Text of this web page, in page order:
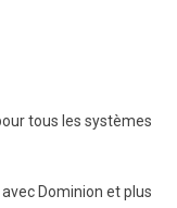
tous les systèmes
Dominion et plus